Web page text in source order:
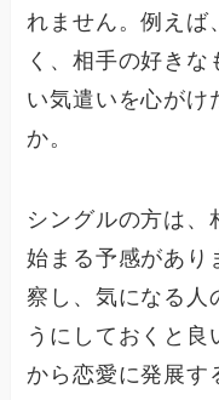
れません。例えば
く、相手の好き
い気遣いを心がけ
か。
シングルの方は、
始まる予感があり
察し、気になる人
うにしておくと良
から恋愛に発展す